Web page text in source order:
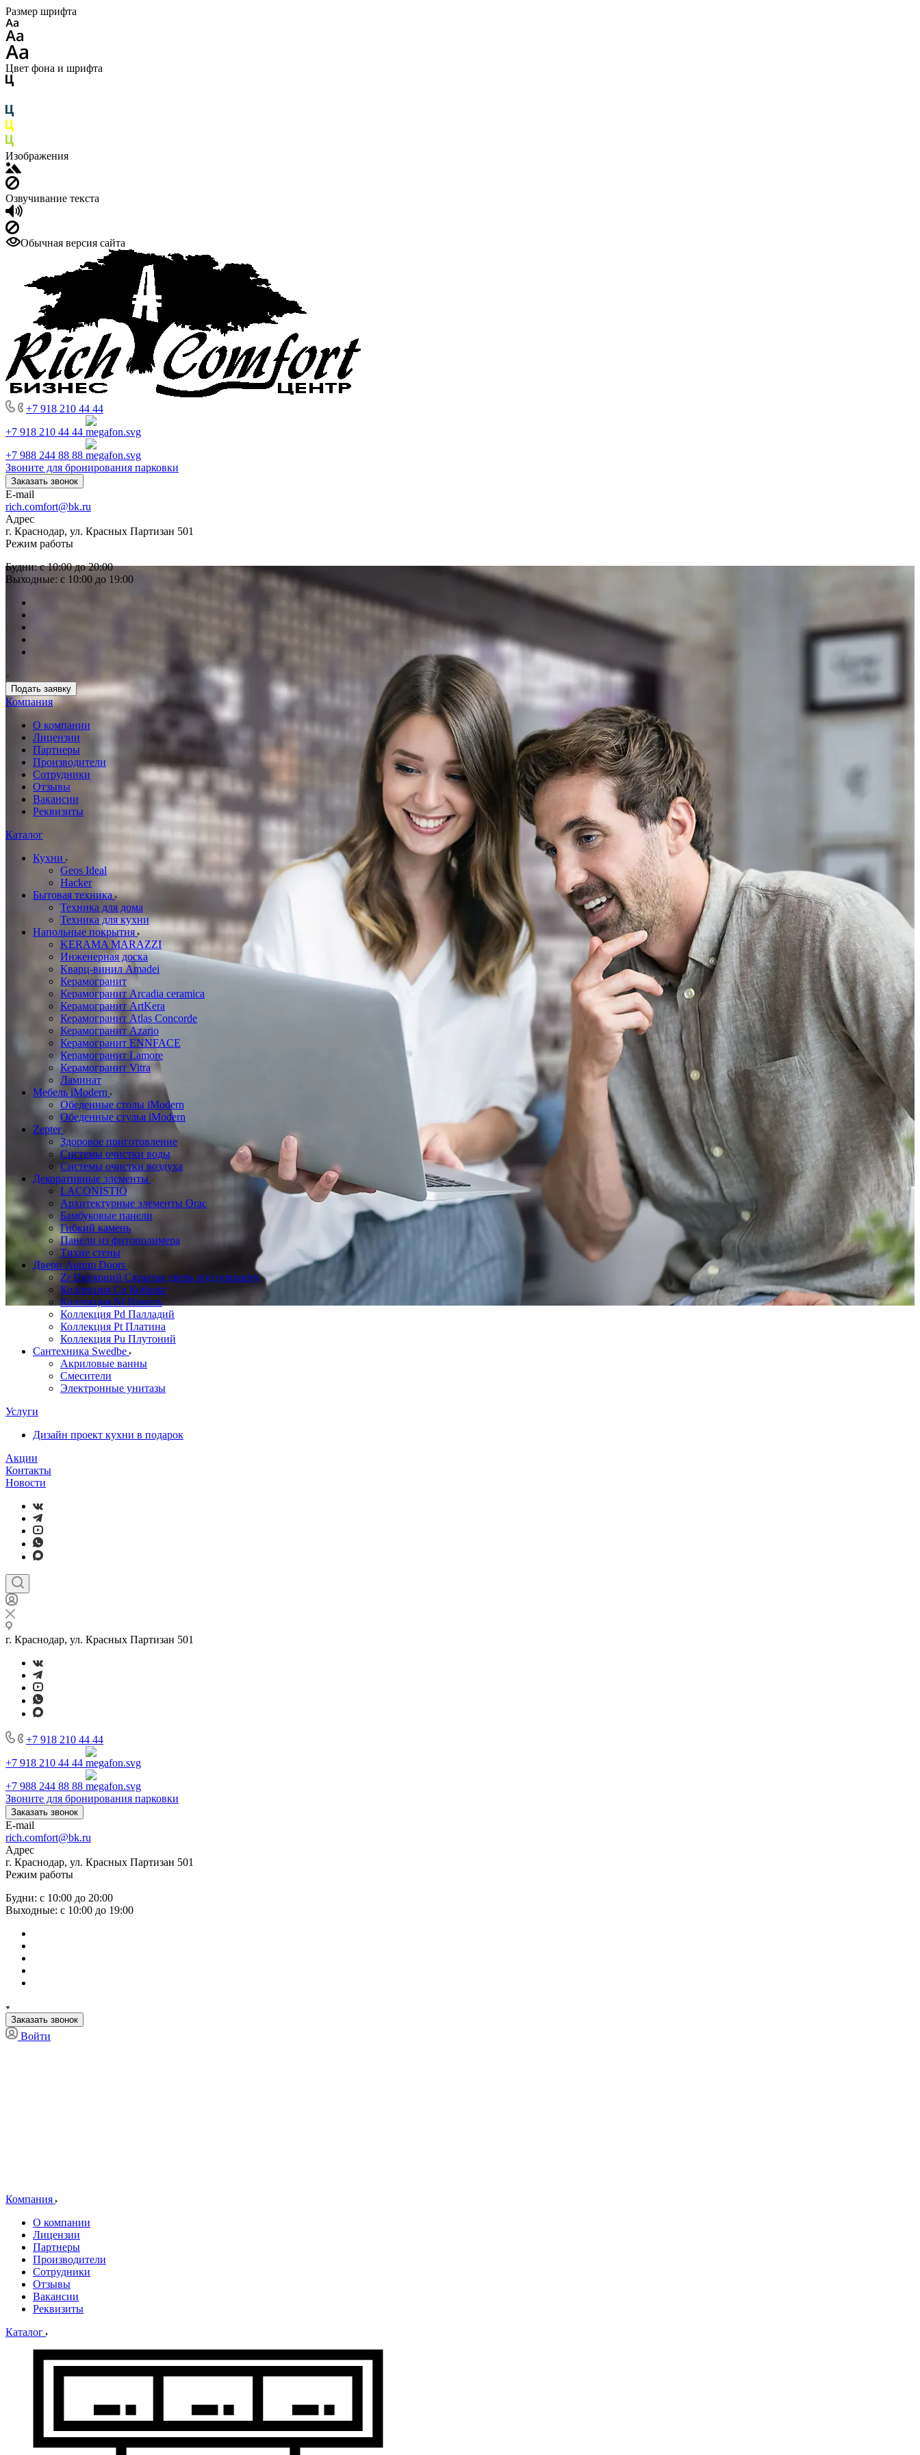
Размер шрифта
Цвет фона и шрифта
Изображения
Озвучивание текста
Обычная версия сайта
+7 918 210 44 44
+7 918 210 44 44
+7 988 244 88 88
Звоните для бронирования парковки
Заказать звонок
E-mail
rich.comfort@bk.ru
Адрес
г. Краснодар, ул. Красных Партизан 501
Режим работы
Будни: с 10:00 до 20:00
Выходные: с 10:00 до 19:00
Подать заявку
Компания
О компании
Лицензии
Партнеры
Производители
Сотрудники
Отзывы
Вакансии
Реквизиты
Каталог
Кухни
Geos Ideal
Hacker
Бытовая техника
Техника для дома
Техника для кухни
Напольные покрытия
KERAMA MARAZZI
Инженерная доска
Кварц-винил Amadei
Керамогранит
Керамогранит Arcadia ceramica
Керамогранит ArtKera
Керамогранит Atlas Concorde
Керамогранит Azario
Керамогранит ENNFACE
Керамогранит Lamore
Керамогранит Vitra
Ламинат
Мебель iModern
Обеденные столы iModern
Обеденные стулья iModern
Zepter
Здоровое приготовление
Системы очистки воды
Системы очистки воздуха
Декоративные элементы
LACONISTIQ
Архитектурные элементы Orac
Бамбуковые панели
Гибкий камень
Панели из фитополимера
Тихие стены
Двери Aurum Doors
Zr Цирконий Скрытая дверь под покраску
Коллекция Co Кобальт
Коллекция Ni Никель
Коллекция Pd Палладий
Коллекция Pt Платина
Коллекция Pu Плутоний
Сантехника Swedbe
Акриловые ванны
Смесители
Электронные унитазы
Услуги
Дизайн проект кухни в подарок
Акции
Контакты
Новости
г. Краснодар, ул. Красных Партизан 501
+7 918 210 44 44
+7 918 210 44 44
+7 988 244 88 88
Звоните для бронирования парковки
Заказать звонок
E-mail
rich.comfort@bk.ru
Адрес
г. Краснодар, ул. Красных Партизан 501
Режим работы
Будни: с 10:00 до 20:00
Выходные: с 10:00 до 19:00
Заказать звонок
Войти
Компания
О компании
Лицензии
Партнеры
Производители
Сотрудники
Отзывы
Вакансии
Реквизиты
Каталог